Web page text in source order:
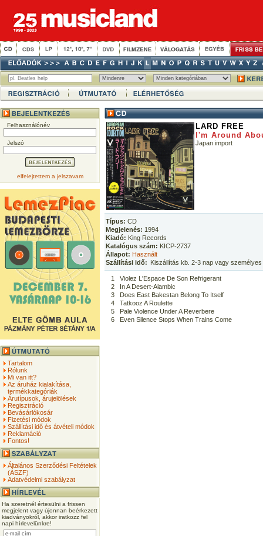
Felhasználónév
Jelszó
elfelejtettem a jelszavam
Tartalom
Rólunk
Mi van itt?
Az áruház kialakítása,
termékkategóriák
Árutípusok, árujelölések
Regisztráció
Bevásárlókosár
Fizetési módok
Szállítási idő és átvételi módok
Reklamáció
Fontos!
Általános Szerződési Feltételek
(ÁSZF)
Adatvédelmi szabályzat
Ha szeretnél értesülni a frissen
megjelent vagy újonnan beérkezett
kiadványokról, akkor iratkozz fel
napi hírlevelünkre!
LARD FREE
I'm Around
Japan import
Típus: CD
Megjelenés: 1994
Kiadó: King Records
Katalógus szám: KICP-2737
Állapot: Használt
Szállítási idő: Kiszállítás kb. 2-3 nap vagy
1
Violez L'Espace De Son Refrigerant
2
In A Desert-Alambic
3
Does East Bakestan Belong To Itself
4
Tatkooz A Roulette
5
Pale Violence Under A Reverbere
6
Even Silence Stops When Trains Come